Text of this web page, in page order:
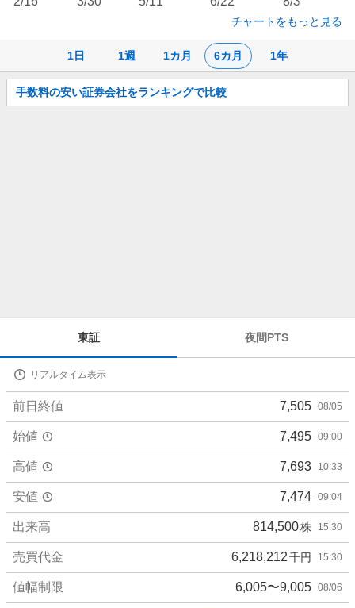
1日 1週 1カ月 6カ月 1年
チャートをもっと見る
お
知
手数料の安い証券会社をランキングで比較
詳
値
東証 夜間PTS
リアルタイム表示
前日終値 7,505 08/05
始値 7,495 09:00
高値 7,693 10:33
安値 7,474 09:04
出来高 814,500株 15:30
売買代金 6,218,212千円 15:30
値幅制限 6,005〜9,005 08/06